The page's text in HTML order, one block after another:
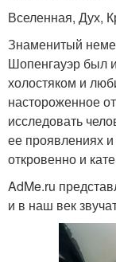
Вселенная, Дух,
Знаменитый
Шопенгауэр был
холостяком и
настороженное
исследовать
ее проявлениях
откровенно и
AdMe.ru
и в наш век